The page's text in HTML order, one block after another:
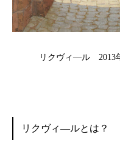
リクヴィ―ル 2013
リクヴィ―ルとは？